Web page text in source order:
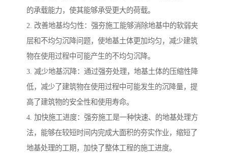
的承载能力，使其能够承受更大的荷载。
2. 改善地基均匀性：强夯施工能够消除地基中的软弱夹
层和不均匀沉降问题，使地基土体更加均匀，减少建筑
物在使用过程中可能产生的不均匀沉降。
3. 减少地基沉降：通过强夯处理，地基土体的压缩性降
低，减少了建筑物在使用过程中可能发生的沉降量，提
高了建筑物的安全性和使用寿命。
4. 加快施工进度：强夯施工是一种快速、的地基处理方
法，能够在较短时间内完成大面积的夯实作业，缩短了
地基处理的工期，加快了整体工程的施工进度。